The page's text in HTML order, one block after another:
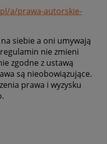
a/prawa-autorskie-
siebie a oni umywają
nie zmieni
zgodne z ustawą
są nieobowiązujące.
prawa i wyzysku